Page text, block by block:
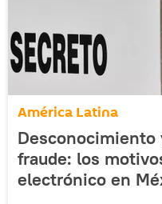
América Latina
fraude: los
electrónico en